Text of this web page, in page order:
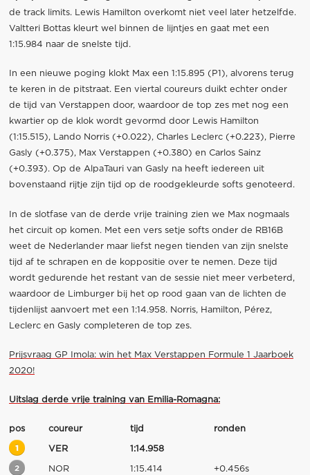
de track limits. Lewis Hamilton overkomt niet veel later hetzelfde.
Valtteri Bottas kleurt wel binnen de lijntjes en gaat met een
1:15.984 naar de snelste tijd.
In een nieuwe poging klokt Max een 1:15.895 (P1), alvorens terug
te keren in de pitstraat. Een viertal coureurs duikt echter onder
de tijd van Verstappen door, waardoor de top zes met nog een
kwartier op de klok wordt gevormd door Lewis Hamilton
(1:15.515), Lando Norris (+0.022), Charles Leclerc (+0.223), Pierre
Gasly (+0.375), Max Verstappen (+0.380) en Carlos Sainz
(+0.393). Op de AlpaTauri van Gasly na heeft iedereen uit
bovenstaand rijtje zijn tijd op de roodgekleurde softs genoteerd.
In de slotfase van de derde vrije training zien we Max nogmaals
het circuit op komen. Met een vers setje softs onder de RB16B
weet de Nederlander maar liefst negen tienden van zijn snelste
tijd af te schrapen en de koppositie over te nemen. Deze tijd
wordt gedurende het restant van de sessie niet meer verbeterd,
waardoor de Limburger bij het op rood gaan van de lichten de
tijdenlijst aanvoert met een 1:14.958. Norris, Hamilton, Pérez,
Leclerc en Gasly completeren de top zes.
Prijsvraag GP Imola: win het Max Verstappen Formule 1 Jaarboek
2020!
Uitslag derde vrije training van Emilia-Romagna:
pos coureur tijd ronden
1 VER 1:14.958
2 NOR 1:15.414 +0.456s